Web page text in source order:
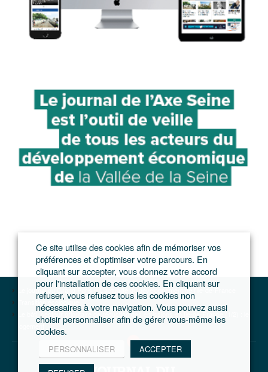
Le journal du Grand Paris – L'actualité du développement de l'Ile-de-France
Transition écologique
Le bâti, secteur prioritaire de réduction des émissions en Ile-de-France (1/2) : le
logement
Ce site utilise des cookies afin de mémoriser vos
préférences et d'optimiser votre parcours. En
cliquant sur accepter, vous donnez votre accord
pour l'installation de ces cookies. En cliquant sur
refuser, vous refusez tous les cookies non
nécessaires à votre navigation. Vous pouvez aussi
choisir personnaliser afin de gérer vous-même les
cookies.
PERSONNALISER ACCEPTER